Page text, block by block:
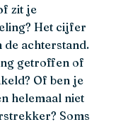
zit je
Het cijfer
de achterstand.
getroffen of
Of ben je
helemaal niet
Soms